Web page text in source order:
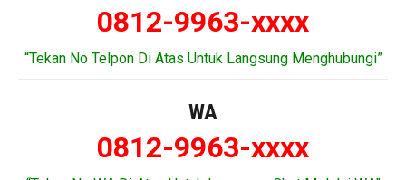
0812-9963-xxxx
“Tekan No Telpon Di Atas Untuk Langsung Menghubungi”
WA
0812-9963-xxxx